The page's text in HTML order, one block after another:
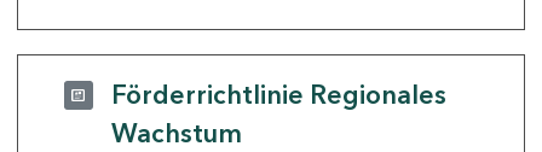
Förderrichtlinie Regionales
Wachstum